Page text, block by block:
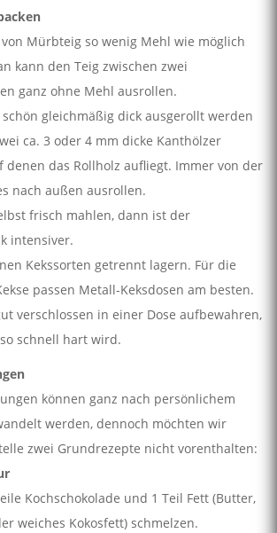
Mürbteig so wenig Mehl wie möglich
kann den Teig zwischen zwei
ganz ohne Mehl ausrollen.
gleichmäßig dick ausgerollt werden
ca. 3 oder 4 mm dicke Kanthölzer
denen das Rollholz aufliegt. Immer von der
nach außen ausrollen.
frisch mahlen, dann ist der
intensiver.
Kekssorten getrennt lagern. Für die
passen Metall-Keksdosen am besten.
verschlossen in einer Dose aufbewahren,
schnell hart wird.
können ganz nach persönlichem
werden, dennoch möchten wir
zwei Grundrezepte nicht vorenthalten:
Kochschokolade und 1 Teil Fett (Butter,
weiches Kokosfett) schmelzen.